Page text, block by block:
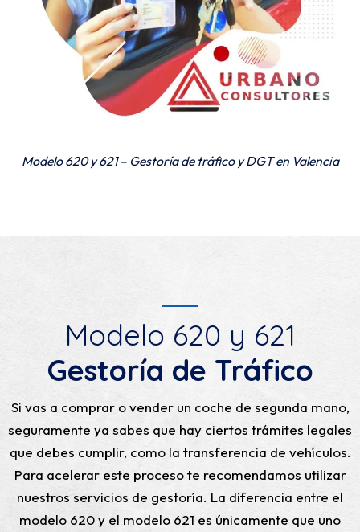
Modelo 620 y 621 – Gestoría de tráfico y DGT en Valencia
Modelo 620 y 621
Gestoría de Tráfico
Si vas a comprar o vender un coche de segunda mano,
seguramente ya sabes que hay ciertos trámites legales
que debes cumplir, como la transferencia de vehículos.
Para acelerar este proceso te recomendamos utilizar
nuestros servicios de gestoría. La diferencia entre el
modelo 620 y el modelo 621 es únicamente que uno